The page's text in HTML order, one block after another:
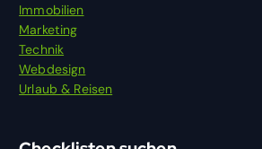
Immobilien
Marketing
Technik
Webdesign
Urlaub & Reisen